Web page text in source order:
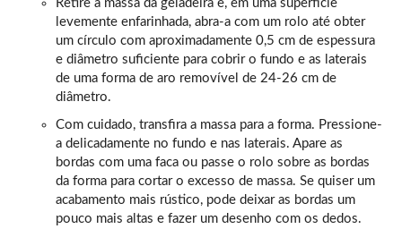
Retire a massa da geladeira e, em uma superfície
levemente enfarinhada, abra-a com um rolo até obter
um círculo com aproximadamente 0,5 cm de espessura
e diâmetro suficiente para cobrir o fundo e as laterais
de uma forma de aro removível de 24-26 cm de
diâmetro.
Com cuidado, transfira a massa para a forma. Pressione-
a delicadamente no fundo e nas laterais. Apare as
bordas com uma faca ou passe o rolo sobre as bordas
da forma para cortar o excesso de massa. Se quiser um
acabamento mais rústico, pode deixar as bordas um
pouco mais altas e fazer um desenho com os dedos.